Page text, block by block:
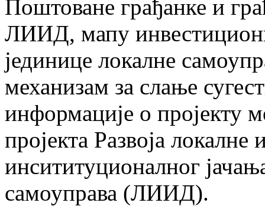
Поштоване грађанке и
ЛИИД, мапу
јединице локалне
механизам за слање
информације о пројекту
пројекта Развоја
инсититуционалног
самоуправа (ЛИИД).